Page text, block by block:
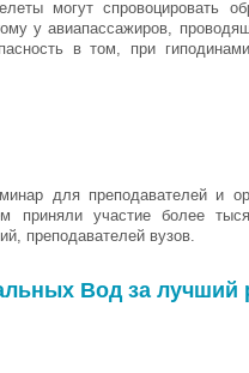
могут спровоцировать
у авиапассажиров,
в том, при
для преподавателей и
участие более
преподавателей вузов.
Вод за лучший